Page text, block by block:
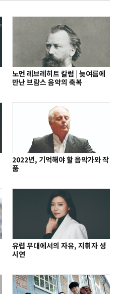
노먼 레브레히트 칼럼 | 늦여름에
만난 브람스 음악의 축복
2022년, 기억해야 할 음악가와 작
품
유럽 무대에서의 자유, 지휘자 성
시연